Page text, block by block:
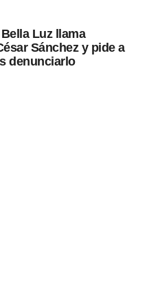
Luz llama
Sánchez y pide a
denunciarlo